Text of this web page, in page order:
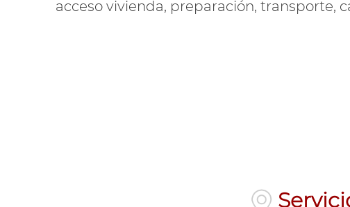
acceso vivienda, preparación, transporte,